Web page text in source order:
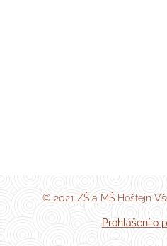
© 2021 ZŠ a MŠ Hoštejn
Prohlášení o